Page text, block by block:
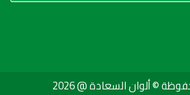
© ألوان السعادة @ 2026